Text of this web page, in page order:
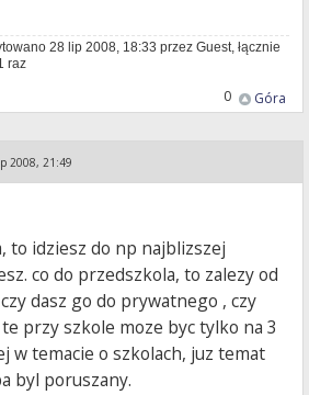
28 lip 2008, 18:33 przez Guest, łącznie
raz
Góra
0
2008, 21:49
to idziesz do np najblizszej
co do przedszkola, to zalezy od
dasz go do prywatnego , czy
przy szkole moze byc tylko na 3
w temacie o szkolach, juz temat
byl poruszany.